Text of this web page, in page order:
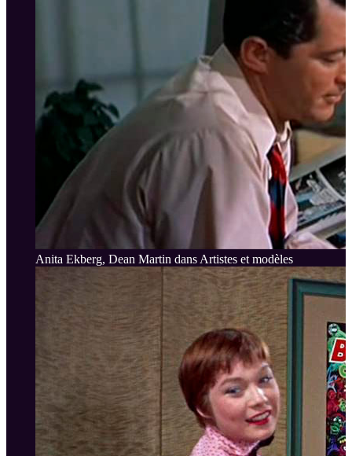
Anita Ekberg, Dean Martin dans Artistes et modèles